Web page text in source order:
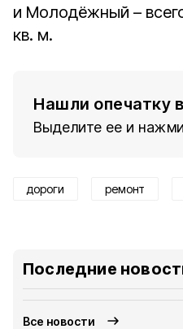
и Молодёжный –
кв. м.
Нашли опечатку
Выделите ее и
дороги ремонт
Последние
Все новости